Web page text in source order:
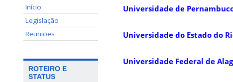
Início
Legislação
Reuniões
ROTEIRO E
STATUS
Universidade de Pernambuco
Universidade do Estado do
Universidade Federal de